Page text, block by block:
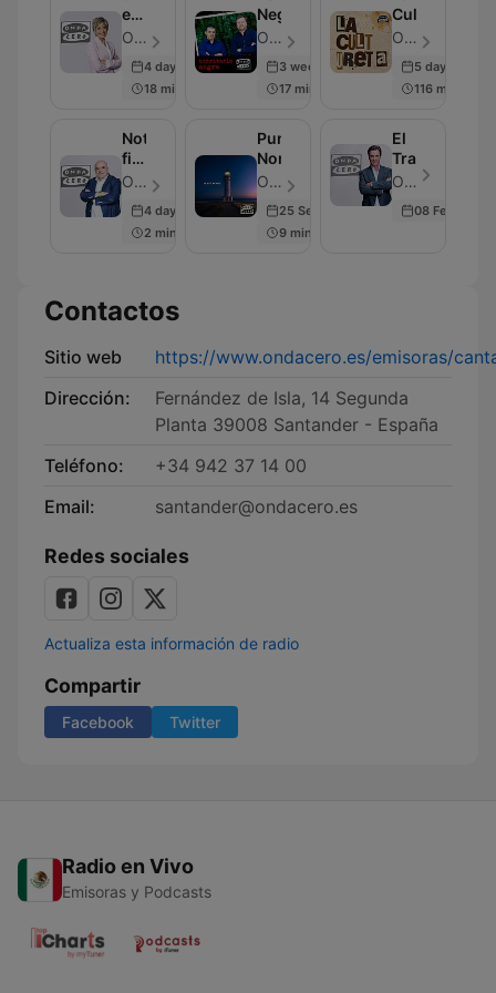
en
la
onda
OndaCero - Episodio 300
4 days ago
18 min
Negro
OndaCero - Episodio 637
3 weeks ago
17 min
Cultureta
OndaCero - Episodio 299
5 days ago
116 min
Noticias
fin
de
semana
OndaCero - Episodio 297
4 days ago
2 min
Punta
Norte
OndaCero - Episodio 300
25 Sep 2025
9 min
El
Transistor
OndaCero - Episodio 300
08 Feb 2024
Contactos
Sitio web
https://www.ondacero.es/emisoras/
Dirección:
Fernández de Isla, 14 Segunda
Planta 39008 Santander - España
Teléfono:
+34 942 37 14 00
Email:
santander@ondacero.es
Redes sociales
Actualiza esta información de radio
Compartir
Facebook Twitter
Radio en Vivo
Emisoras y Podcasts